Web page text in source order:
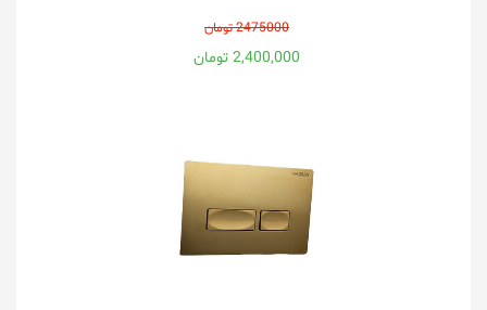
2475000 تومان
2,400,000 تومان